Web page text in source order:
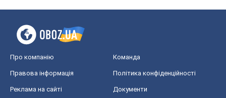
Про компанію Команда
Правова інформація Політика конфіденційності
Реклама на сайті Документи